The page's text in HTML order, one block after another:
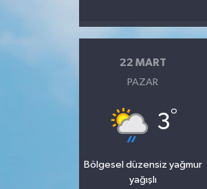
22 MART
PAZAR
3°
Bölgesel düzensiz yağmur
yağışlı